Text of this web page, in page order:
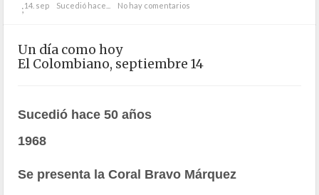
;14. sep Sucedió hace... No hay comentarios
Un día como hoy
El Colombiano, septiembre 14
Sucedió hace 50 años
1968
Se presenta la Coral Bravo Márquez